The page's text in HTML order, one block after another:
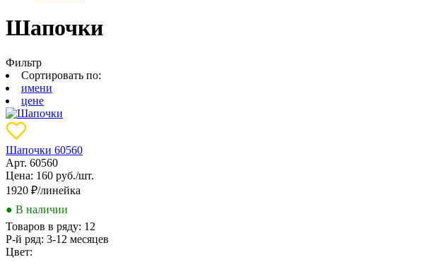
Шапочки
Фильтр
Сортировать по:
имени
цене
Шапочки 60560
Арт. 60560
Цена: 160 руб./шт.
1920 ₽/линейка
● В наличии
Товаров в ряду: 12
Р-й ряд: 3-12 месяцев
Цвет: